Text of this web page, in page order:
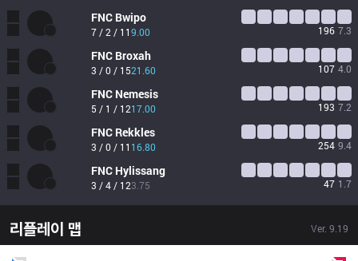
FNC Bwipo
7 / 2 / 119.00 196 7.3
FNC Broxah
3 / 0 / 1521.60 107 4.0
FNC Nemesis
5 / 1 / 1217.00 193 7.2
FNC Rekkles
3 / 0 / 11 16.80 254 9.4
FNC Hylissang
3 / 4 / 123.75 47 1.7
리플레이 맵 Ver. 9.19